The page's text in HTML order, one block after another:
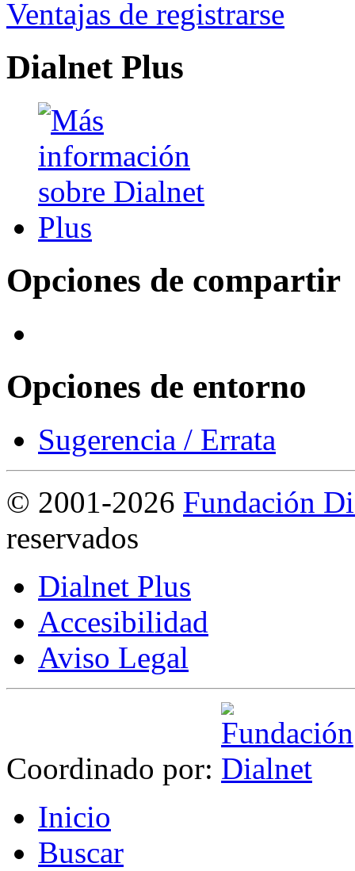
Ventajas de registrarse
Dialnet Plus
Opciones de compartir
Opciones de entorno
Sugerencia / Errata
© 2001-2026 Fundación
reservados
Dialnet Plus
Accesibilidad
Aviso Legal
Coordinado por:
Inicio
Buscar